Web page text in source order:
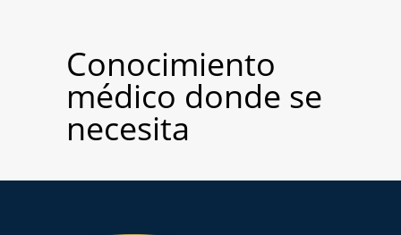
Conocimiento
médico donde se
necesita